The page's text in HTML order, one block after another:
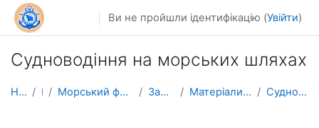
Перейти до головного вмісту
Ви не пройшли ідентифікацію (Увійти)
Судноводіння на морських шляхах
На головну Курси Морський фаховий коледж Херсонської державної морс... Заочна форма навчання Матеріали для забезпечення освітнього процесу Судноводіння на морських шляхах